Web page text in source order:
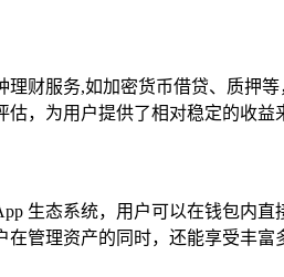
理财服务,如加密货币借贷、质押
，为用户提供了相对稳定的收益
生态系统，用户可以在钱包内
管理资产的同时，还能享受丰富